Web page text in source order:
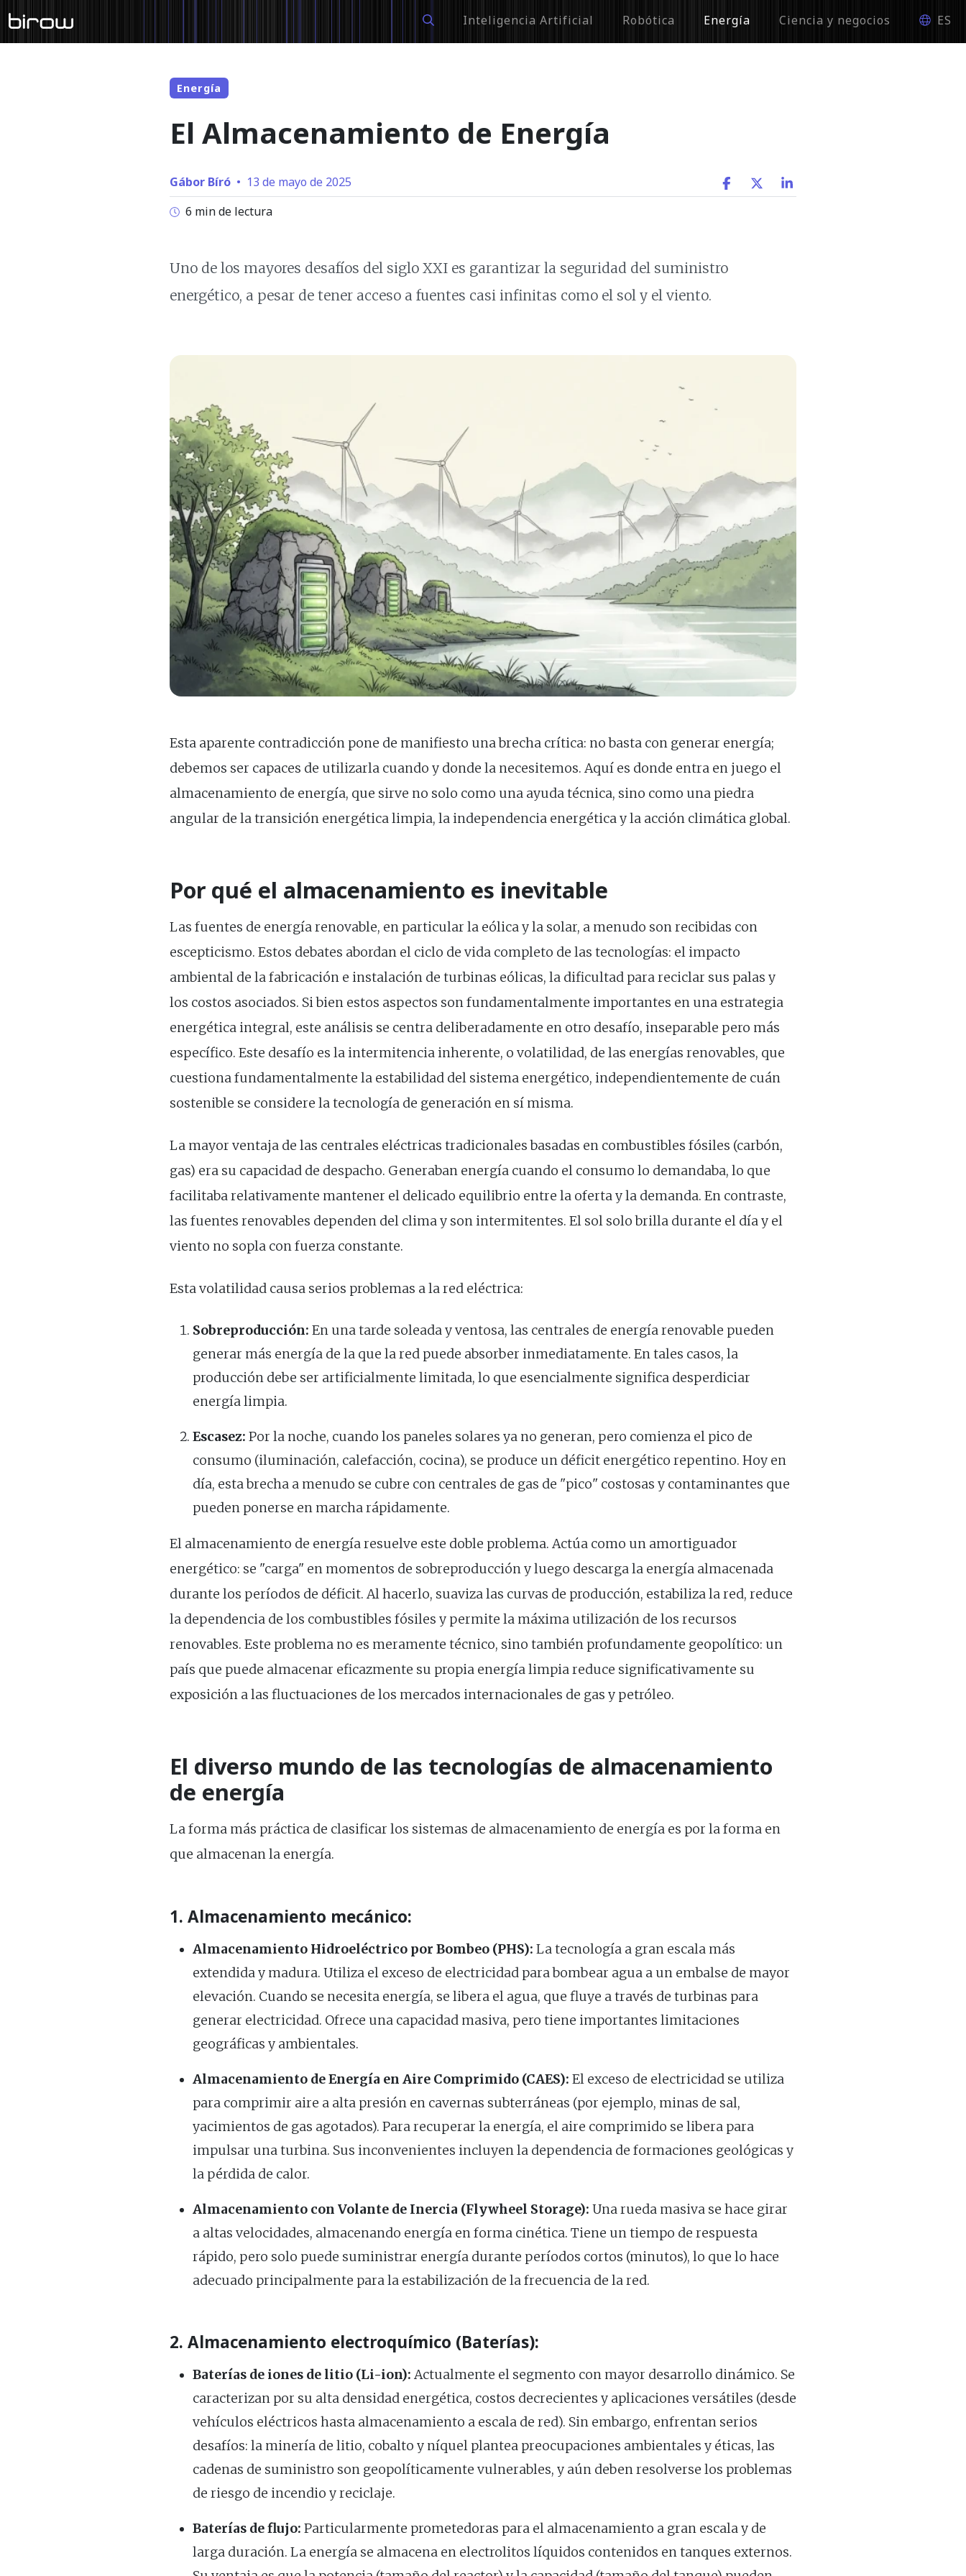
Inteligencia Artificial Robótica Energía Ciencia y negocios ES
Energía
El Almacenamiento de Energía
Gábor Bíró • 13 de mayo de 2025
6 min de lectura
Uno de los mayores desafíos del siglo XXI es garantizar la seguridad del suministro
energético, a pesar de tener acceso a fuentes casi infinitas como el sol y el viento.
Esta aparente contradicción pone de manifiesto una brecha crítica: no basta con generar energía;
debemos ser capaces de utilizarla cuando y donde la necesitemos. Aquí es donde entra en juego el
almacenamiento de energía, que sirve no solo como una ayuda técnica, sino como una piedra
angular de la transición energética limpia, la independencia energética y la acción climática global.
Por qué el almacenamiento es inevitable
Las fuentes de energía renovable, en particular la eólica y la solar, a menudo son recibidas con
escepticismo. Estos debates abordan el ciclo de vida completo de las tecnologías: el impacto
ambiental de la fabricación e instalación de turbinas eólicas, la dificultad para reciclar sus palas y
los costos asociados. Si bien estos aspectos son fundamentalmente importantes en una estrategia
energética integral, este análisis se centra deliberadamente en otro desafío, inseparable pero más
específico. Este desafío es la intermitencia inherente, o volatilidad, de las energías renovables, que
cuestiona fundamentalmente la estabilidad del sistema energético, independientemente de cuán
sostenible se considere la tecnología de generación en sí misma.
La mayor ventaja de las centrales eléctricas tradicionales basadas en combustibles fósiles (carbón,
gas) era su capacidad de despacho. Generaban energía cuando el consumo lo demandaba, lo que
facilitaba relativamente mantener el delicado equilibrio entre la oferta y la demanda. En contraste,
las fuentes renovables dependen del clima y son intermitentes. El sol solo brilla durante el día y el
viento no sopla con fuerza constante.
Esta volatilidad causa serios problemas a la red eléctrica:
Sobreproducción: En una tarde soleada y ventosa, las centrales de energía renovable pueden
generar más energía de la que la red puede absorber inmediatamente. En tales casos, la
producción debe ser artificialmente limitada, lo que esencialmente significa desperdiciar
energía limpia.
Escasez: Por la noche, cuando los paneles solares ya no generan, pero comienza el pico de
consumo (iluminación, calefacción, cocina), se produce un déficit energético repentino. Hoy en
día, esta brecha a menudo se cubre con centrales de gas de "pico" costosas y contaminantes que
pueden ponerse en marcha rápidamente.
El almacenamiento de energía resuelve este doble problema. Actúa como un amortiguador
energético: se "carga" en momentos de sobreproducción y luego descarga la energía almacenada
durante los períodos de déficit. Al hacerlo, suaviza las curvas de producción, estabiliza la red, reduce
la dependencia de los combustibles fósiles y permite la máxima utilización de los recursos
renovables. Este problema no es meramente técnico, sino también profundamente geopolítico: un
país que puede almacenar eficazmente su propia energía limpia reduce significativamente su
exposición a las fluctuaciones de los mercados internacionales de gas y petróleo.
El diverso mundo de las tecnologías de almacenamiento
de energía
La forma más práctica de clasificar los sistemas de almacenamiento de energía es por la forma en
que almacenan la energía.
1. Almacenamiento mecánico:
Almacenamiento Hidroeléctrico por Bombeo (PHS): La tecnología a gran escala más
extendida y madura. Utiliza el exceso de electricidad para bombear agua a un embalse de mayor
elevación. Cuando se necesita energía, se libera el agua, que fluye a través de turbinas para
generar electricidad. Ofrece una capacidad masiva, pero tiene importantes limitaciones
geográficas y ambientales.
Almacenamiento de Energía en Aire Comprimido (CAES): El exceso de electricidad se utiliza
para comprimir aire a alta presión en cavernas subterráneas (por ejemplo, minas de sal,
yacimientos de gas agotados). Para recuperar la energía, el aire comprimido se libera para
impulsar una turbina. Sus inconvenientes incluyen la dependencia de formaciones geológicas y
la pérdida de calor.
Almacenamiento con Volante de Inercia (Flywheel Storage): Una rueda masiva se hace girar
a altas velocidades, almacenando energía en forma cinética. Tiene un tiempo de respuesta
rápido, pero solo puede suministrar energía durante períodos cortos (minutos), lo que lo hace
adecuado principalmente para la estabilización de la frecuencia de la red.
2. Almacenamiento electroquímico (Baterías):
Baterías de iones de litio (Li-ion): Actualmente el segmento con mayor desarrollo dinámico. Se
caracterizan por su alta densidad energética, costos decrecientes y aplicaciones versátiles (desde
vehículos eléctricos hasta almacenamiento a escala de red). Sin embargo, enfrentan serios
desafíos: la minería de litio, cobalto y níquel plantea preocupaciones ambientales y éticas, las
cadenas de suministro son geopolíticamente vulnerables, y aún deben resolverse los problemas
de riesgo de incendio y reciclaje.
Baterías de flujo: Particularmente prometedoras para el almacenamiento a gran escala y de
larga duración. La energía se almacena en electrolitos líquidos contenidos en tanques externos.